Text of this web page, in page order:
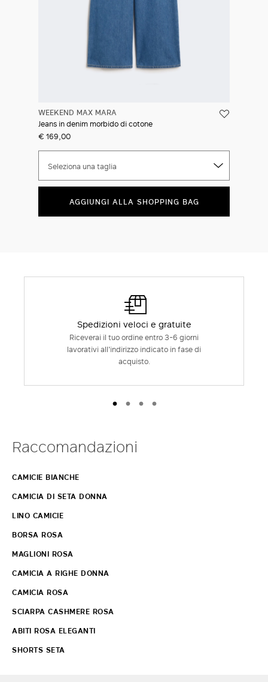
WEEKEND MAX MARA
Jeans in denim morbido di cotone
€ 169,00
Seleziona una taglia
AGGIUNGI ALLA SHOPPING BAG
Spedizioni veloci e gratuite
Riceverai il tuo ordine entro 3-6 giorni
lavorativi all'indirizzo indicato in fase di
acquisto.
Raccomandazioni
CAMICIE BIANCHE
CAMICIA DI SETA DONNA
LINO CAMICIE
BORSA ROSA
MAGLIONI ROSA
CAMICIA A RIGHE DONNA
CAMICIA ROSA
SCIARPA CASHMERE ROSA
ABITI ROSA ELEGANTI
SHORTS SETA